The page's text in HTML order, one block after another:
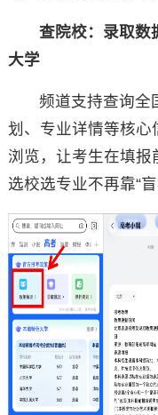
查院校：录取数
大学
频道支持查询全
划、专业详情等核心
浏览，让考生在填报
选校选专业不再靠“盲